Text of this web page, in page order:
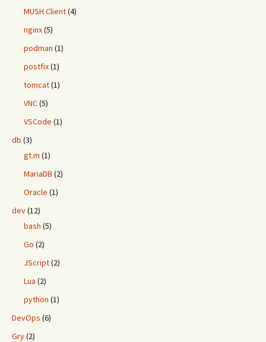
MUSH Client(4)
nginx(5)
podman (1)
postfix(1)
tomcat(1)
VNC(5)
VSCode (1)
db (3)
gt.m (1)
MariaDB (2)
Oracle (1)
dev(12)
bash (5)
Go (2)
JScript(2)
Lua (2)
python (1)
DevOps (6)
Gry(2)